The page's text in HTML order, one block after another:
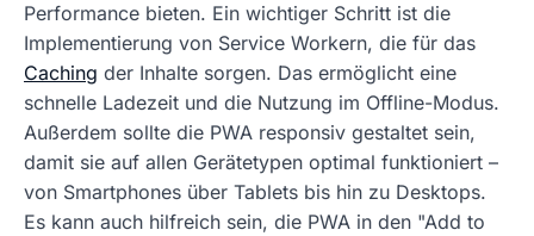
Performance bieten. Ein wichtiger Schritt ist die
Implementierung von Service Workern, die für das
Caching der Inhalte sorgen. Das ermöglicht eine
schnelle Ladezeit und die Nutzung im Offline-Modus.
Außerdem sollte die PWA responsiv gestaltet sein,
damit sie auf allen Gerätetypen optimal funktioniert –
von Smartphones über Tablets bis hin zu Desktops.
Es kann auch hilfreich sein, die PWA in den "Add to